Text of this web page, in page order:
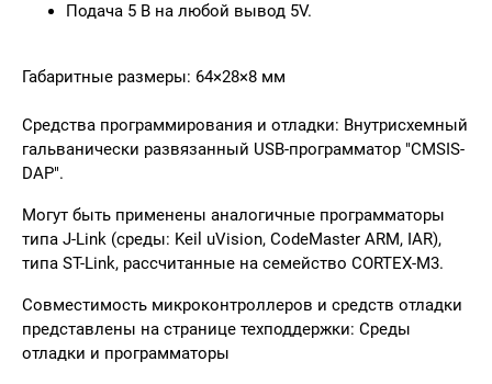
Подача 5 В на любой вывод 5V.
Габаритные размеры: 64×28×8 мм
Средства программирования и отладки: Внутрисхемный
гальванически развязанный USB-программатор "CMSIS-
DAP".
Могут быть применены аналогичные программаторы
типа J-Link (среды: Keil uVision, CodeMaster ARM, IAR),
типа ST-Link, рассчитанные на семейство CORTEX-M3.
Совместимость микроконтроллеров и средств отладки
представлены на странице техподдержки: Среды
отладки и программаторы